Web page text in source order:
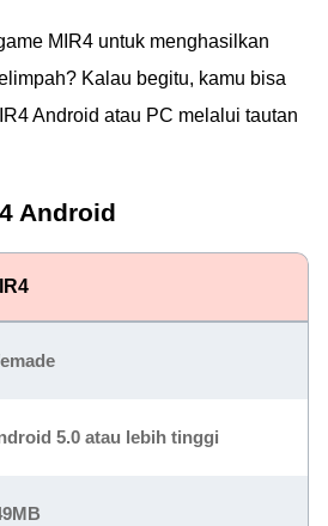
MIR4 untuk menghasilkan
Kalau begitu, kamu bisa
Android atau PC melalui tautan
Android
5.0 atau lebih tinggi